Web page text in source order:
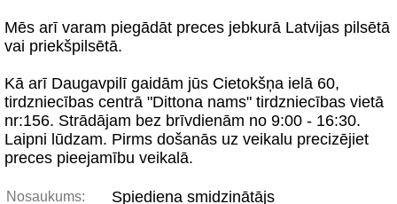
Mēs arī varam piegādāt preces jebkurā Latvijas pilsētā
vai priekšpilsētā.
Kā arī Daugavpilī gaidām jūs Cietokšņa ielā 60,
tirdzniecības centrā "Dittona nams" tirdzniecības vietā
nr:156. Strādājam bez brīvdienām no 9:00 - 16:30.
Laipni lūdzam. Pirms došanās uz veikalu precizējiet
preces pieejamību veikalā.
Nosaukums: Spiediena smidzinātājs